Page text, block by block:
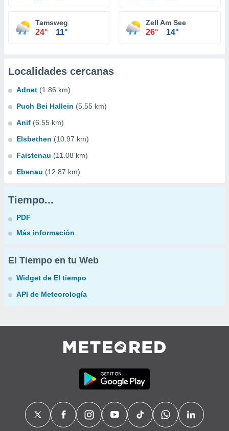
Tamsweg
24° 11°
Zell Am See
26° 14°
Localidades cercanas
Adnet (1.86 km)
Puch Bei Hallein (5.55 km)
Anif (6.55 km)
Elsbethen (10.97 km)
Faistenau (11.08 km)
Ebenau (12.87 km)
Tiempo...
PDF
Más información
El Tiempo en tu Web
Widget de El tiempo
API de Meteorología